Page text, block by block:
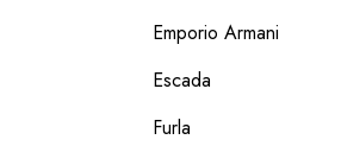
Emporio Armani
Escada
Furla